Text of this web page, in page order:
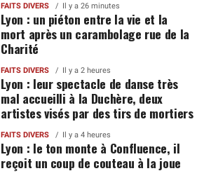
FAITS DIVERS Il y a 26 minutes
Lyon : un piéton entre la vie et la
mort après un carambolage rue de la
Charité
FAITS DIVERS Il y a 2 heures
Lyon : leur spectacle de danse très
mal accueilli à la Duchère, deux
artistes visés par des tirs de mortiers
FAITS DIVERS Il y a 4 heures
Lyon : le ton monte à Confluence, il
reçoit un coup de couteau à la joue